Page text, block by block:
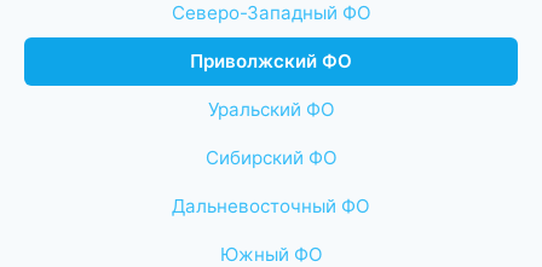
Северо-Западный ФО
Приволжский ФО
Уральский ФО
Сибирский ФО
Дальневосточный ФО
Южный ФО